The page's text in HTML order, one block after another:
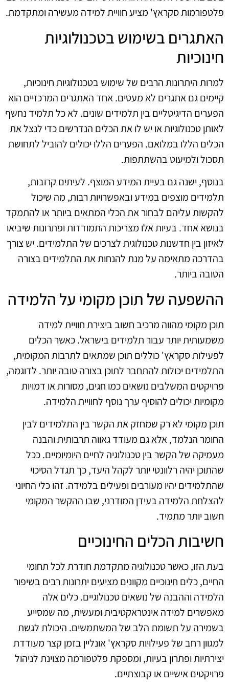
פלטפורמות סקראץ' מציע חוויית למידה מעשירה ומתקדמת.
האתגרים בשימוש בטכנולוגיות
חינוכיות
למרות היתרונות הרבים של שימוש בטכנולוגיות חינוכיות,
קיימים גם אתגרים לא מעטים. אחד האתגרים המרכזיים הוא
הפערים הדיגיטליים בין תלמידים שונים. לא כל תלמיד נחשף
לאותן טכנולוגיות או יש לו את הכלים הנדרשים כדי לנצל את
הכלים הללו במלואם. הפערים הללו יכולים להוביל לתחושת
תסכול ולמיעוט בהשתתפות.
בנוסף, ישנה גם בעיית המידע המוצף. לעיתים קרובות,
תלמידים מוצפים במידע ובאפשרויות רבות, מה שיכול
להקשות עליהם לבחור את הכלי המתאים ביותר או להתמקד
בנושא אחד. בעיות אלו מצריכות התמודדות ופתרונות שיביאו
לאיזון בין חדשנות טכנולוגית לצרכים של התלמידים. יש צורך
בהדרכה מתאימה על מנת להנחות את התלמידים בצורה
הטובה ביותר.
ההשפעה של תוכן מקומי על הלמידה
תוכן מקומי מהווה מרכיב חשוב ביצירת חוויית למידה
משמעותית יותר עבור תלמידים בישראל. כאשר הכלים
לפעילות סקראץ' כוללים תוכן שמתאים לתרבות המקומית,
התלמידים יכולות להתחבר לתוכן בצורה טובה יותר. לדוגמה,
פרויקטים המשלבים נושאים כמו חגים, מסורות או דמויות
מקומיות יכולים להוסיף ערך נוסף לחוויית הלמידה.
תוכן מקומי לא רק שמחזק את הקשר בין התלמידים לבין
החומר הנלמד, אלא גם מעודד גאווה תרבותית והבנה
מעמיקה של הקשר בין טכנולוגיה לחיים היומיומיים. ככל
שהתוכן יהיה רלוונטי יותר לקהל היעד, כך תגדל הסיכוי
שהתלמידים יהיו מעורבים ופעילים בלמידה. זהו כלי החיוני
להצלחת הלמידה בעידן המודרני, שבו ההקשר המקומי
חשוב יותר מתמיד.
חשיבות הכלים החינוכיים
בעת הזו, כאשר טכנולוגיה מתקדמת חודרת לכל תחומי
החיים, כלים חינוכיים מקוונים מציעים יתרונות רבים בשיפור
הלמידה וההבנה של נושאים טכנולוגיים. כלים אלה
מאפשרים למידה אינטראקטיבית ומעשית, מה שמסייע
בשמירה על תשומת הלב של המשתמשים. היכולת לגשת
למגוון רחב של פעילויות סקראץ' אונליין בזמן קצר מעודדת
יצירתיות ופתרון בעיות, ומספקת פלטפורמה מצוינת לניהול
פרויקטים אישיים או קבוצתיים.